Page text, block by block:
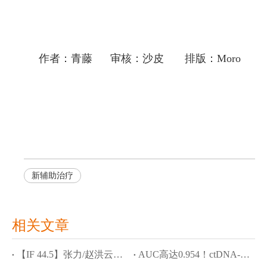
作者：青藤 审核：沙皮 排版：Moro
新辅助治疗
相关文章
【IF 44.5】张力/赵洪云教授团队斩获Cancer Cell，JYP0322攻克ROS1耐药与脑转困境
AUC高达0.954！ctDNA-MRD联合NOTCH1突变精准预测食管鳞癌新辅助化免疗效